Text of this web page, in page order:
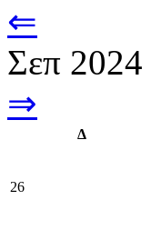
⇐
Σεπ 2024
⇒
Δ
26